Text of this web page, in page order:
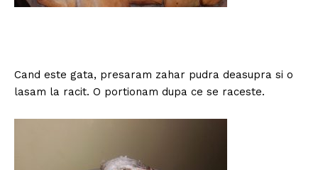
Cand este gata, presaram zahar pudra deasupra si o
lasam la racit. O portionam dupa ce se raceste.